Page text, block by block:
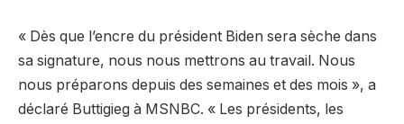
« Dès que l’encre du président Biden sera sèche dans
sa signature, nous nous mettrons au travail. Nous
nous préparons depuis des semaines et des mois », a
déclaré Buttigieg à MSNBC. « Les présidents, les